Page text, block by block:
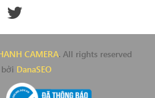
CAMERA. All rights reserved
DanaSEO